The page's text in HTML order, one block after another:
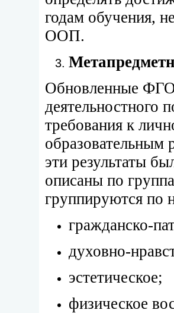
годам обучения,
ООП.
Обновленные
деятельностного
требования к
образовательным
эти результаты
описаны по
группируются по
гражданско-
духовно-
эстетическое;
физическое